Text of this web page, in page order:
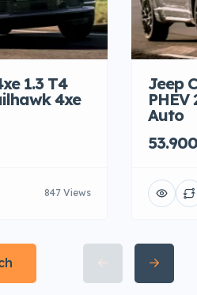
1.3 T4
4xe
847 Views
Jeep
Auto